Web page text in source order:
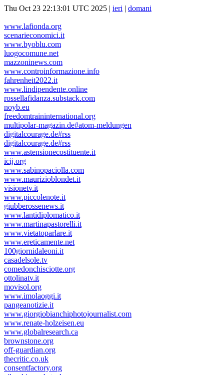
Thu Oct 23 22:13:01 UTC 2025 | ieri | domani
www.lafionda.org
scenarieconomici.it
www.byoblu.com
luogocomune.net
mazzoninews.com
www.controinformazione.info
fahrenheit2022.it
www.lindipendente.online
rossellafidanza.substack.com
noyb.eu
freedomtraininternational.org
multipolar-magazin.de#atom-meldungen
digitalcourage.de#rss
digitalcourage.de#rss
www.astensionecostituente.it
icij.org
www.sabinopaciolla.com
www.maurizioblondet.it
visionetv.it
www.piccolenote.it
giubberossenews.it
www.lantidiplomatico.it
www.martinapastorelli.it
www.vietatoparlare.it
www.ereticamente.net
100giornidaleoni.it
casadelsole.tv
comedonchisciotte.org
ottolinatv.it
movisol.org
www.imolaoggi.it
pangeanotizie.it
www.giorgiobianchiphotojournalist.com
www.renate-holzeisen.eu
www.globalresearch.ca
brownstone.org
off-guardian.org
thecritic.co.uk
consentfactory.org